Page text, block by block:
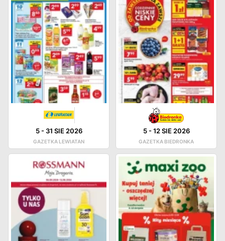
5- 31 SIE 2026
GAZETKA LEWIATAN
5-12 SIE 2026
GAZETKA BIEDRONKA